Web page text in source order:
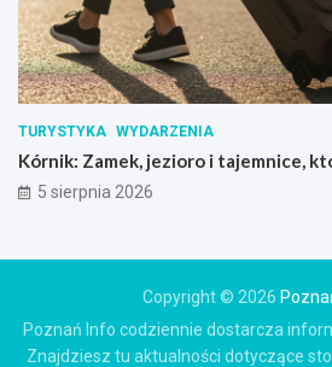
TURYSTYKA WYDARZENIA
Kórnik: Zamek, jezioro i tajemnice,
5 sierpnia 2026
Copyright © 2026
Poznań Info codziennie dostarcza
Znajdziesz tu aktualności dotyczące